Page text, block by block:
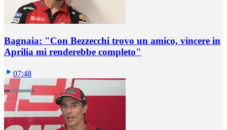
Bagnaia: "Con Bezzecchi trovo un amico, vincere in
Aprilia mi renderebbe completo"
07:48